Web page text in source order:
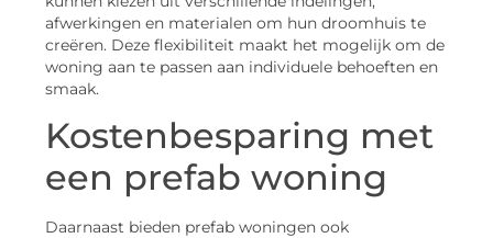
afwerkingen en materialen om hun droomhuis te
creëren. Deze flexibiliteit maakt het mogelijk om de
woning aan te passen aan individuele behoeften en
smaak.
Kostenbesparing met
een prefab woning
Daarnaast bieden prefab woningen ook